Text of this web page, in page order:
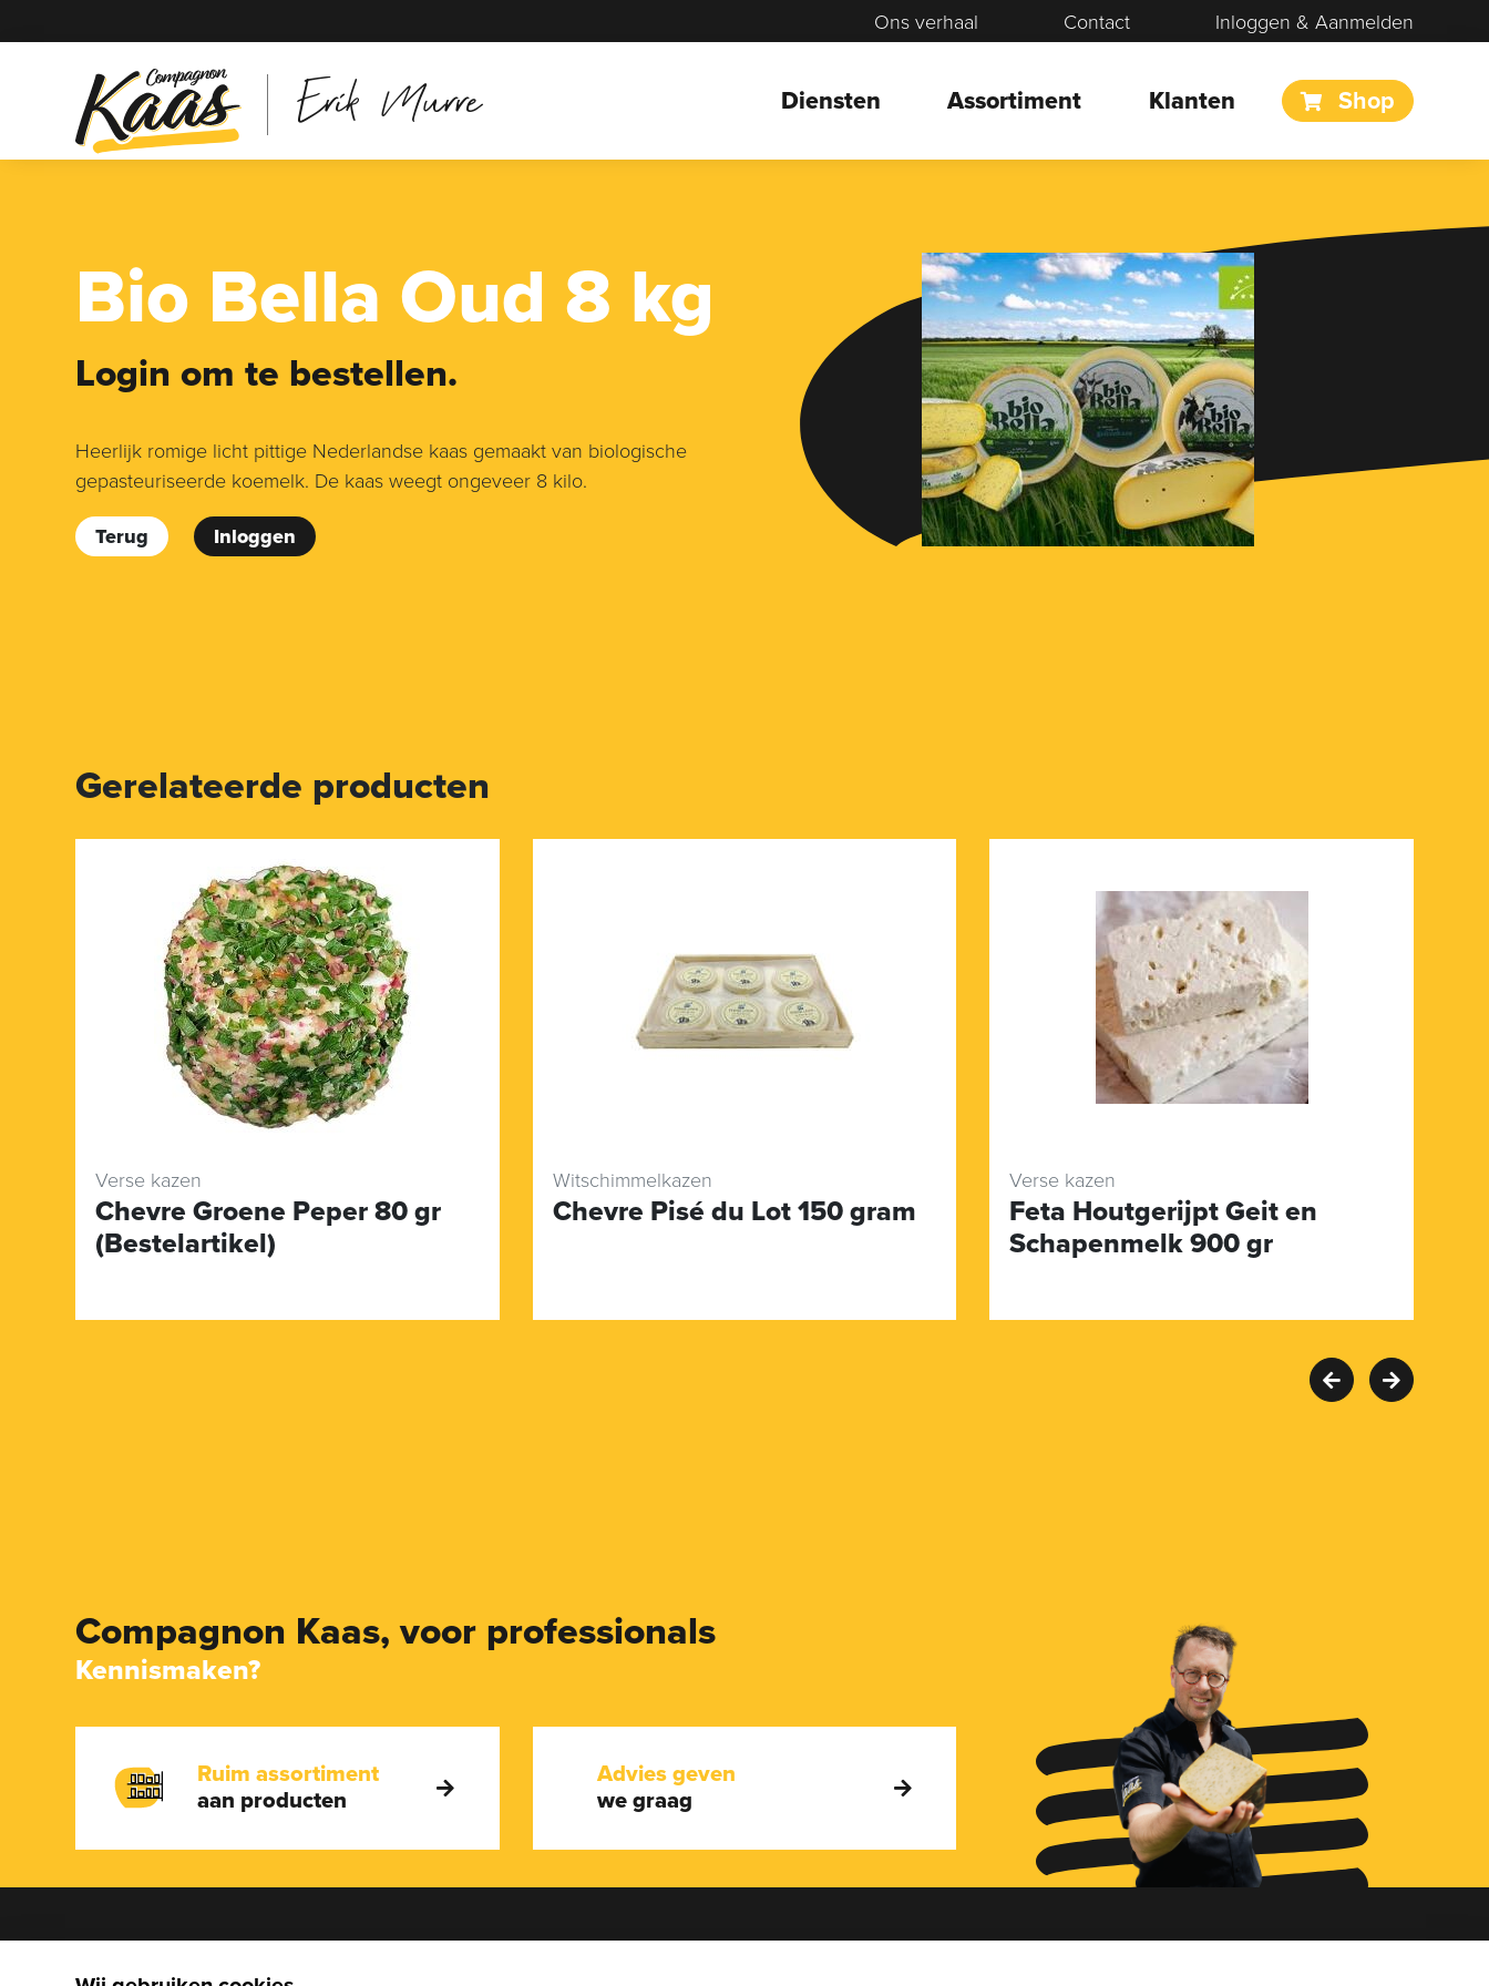
Ons verhaal Contact Inloggen & Aanmelden
Erik Murre Diensten Assortiment Klanten Shop
Bio Bella Oud 8 kg
Login om te bestellen.
Heerlijk romige licht pittige Nederlandse kaas gemaakt van biologische
gepasteuriseerde koemelk. De kaas weegt ongeveer 8 kilo.
Terug Inloggen
Gerelateerde producten
Verse kazen
Chevre Groene Peper 80 gr
(Bestelartikel)
Witschimmelkazen
Chevre Pisé du Lot 150 gram
Verse kazen
Feta Houtgerijpt Geit en
Schapenmelk 900 gr
Compagnon Kaas,voor professionals
Kennismaken?
Ruim assortiment
aan producten
Advies geven
we graag